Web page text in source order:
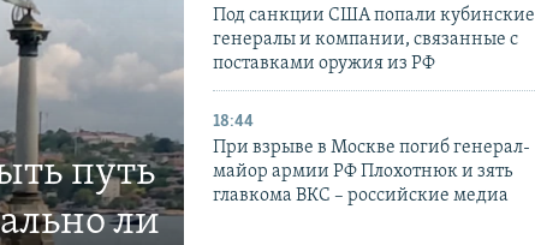
путь
ли
Под санкции США попали кубинские
генералы и компании, связанные с
поставками оружия из РФ
18:44
При взрыве в Москве погиб генерал-
майор армии РФ Плохотнюк и зять
главкома ВКС – российские медиа